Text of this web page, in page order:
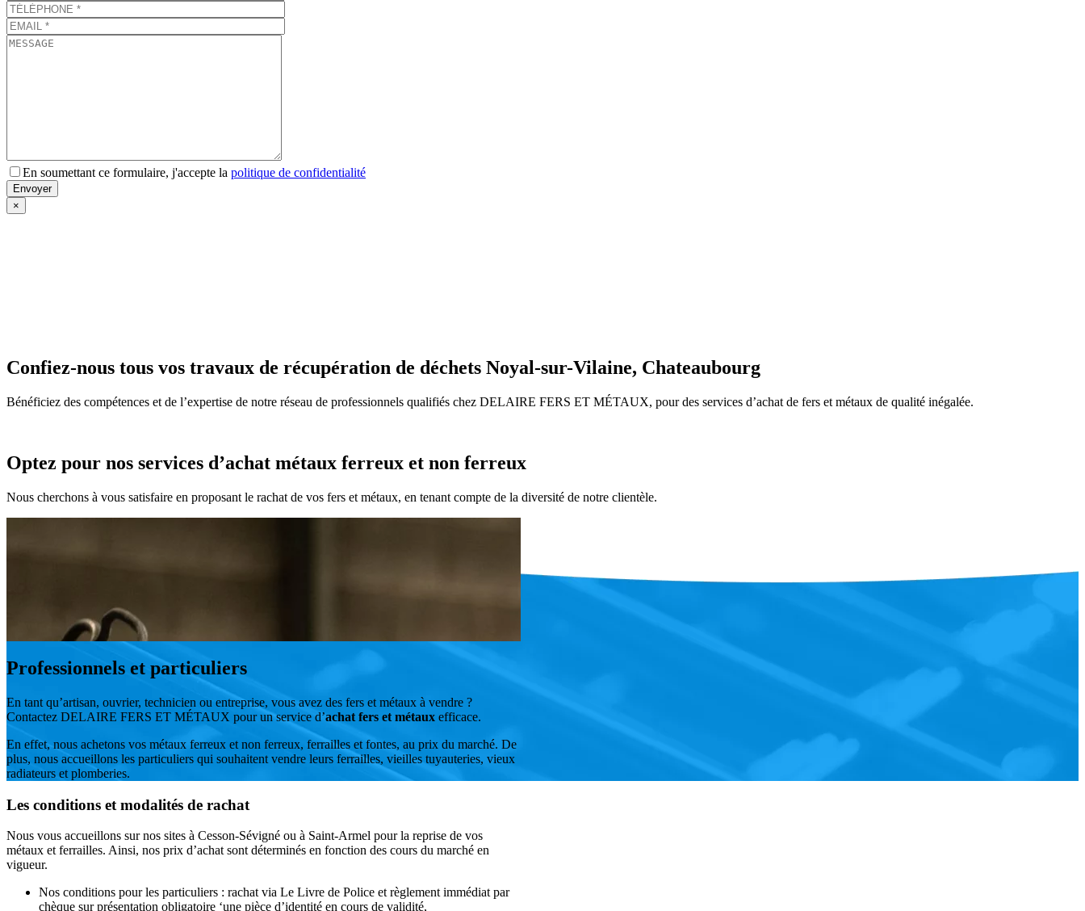
En soumettant ce formulaire, j'accepte la politique de confidentialité
×
Confiez-nous tous vos travaux de récupération de déchets Noyal-sur-Vilaine, Chateaubourg
Bénéficiez des compétences et de l’expertise de notre réseau de professionnels qualifiés chez DELAIRE FERS ET MÉTAUX, pour des services d’achat de fers et métaux de qualité inégalée.
Optez pour nos services d’achat métaux ferreux et non ferreux
Nous cherchons à vous satisfaire en proposant le rachat de vos fers et métaux, en tenant compte de la diversité de notre clientèle.
Professionnels et particuliers
En tant qu’artisan, ouvrier, technicien ou entreprise, vous avez des fers et métaux à vendre ?
Contactez DELAIRE FERS ET MÉTAUX pour un service d’achat fers et métaux efficace.
En effet, nous achetons vos métaux ferreux et non ferreux, ferrailles et fontes, au prix du marché. De
plus, nous accueillons les particuliers qui souhaitent vendre leurs ferrailles, vieilles tuyauteries, vieux
radiateurs et plomberies.
Les conditions et modalités de rachat
Nous vous accueillons sur nos sites à Cesson-Sévigné ou à Saint-Armel pour la reprise de vos
métaux et ferrailles. Ainsi, nos prix d’achat sont déterminés en fonction des cours du marché en
vigueur.
Nos conditions pour les particuliers : rachat via Le Livre de Police et règlement immédiat par
chèque sur présentation obligatoire ‘une pièce d’identité en cours de validité,